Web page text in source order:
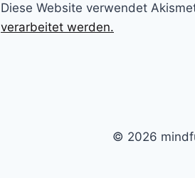
Diese Website verwendet
verarbeitet werden.
© 2026